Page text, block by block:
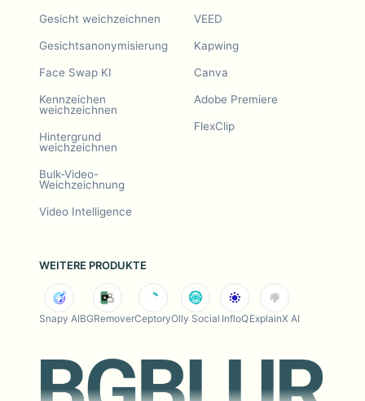
Gesicht weichzeichnen
Gesichtsanonymisierung
Face Swap KI
Kennzeichen
weichzeichnen
Hintergrund
weichzeichnen
Bulk-Video-
Weichzeichnung
Video Intelligence
VEED
Kapwing
Canva
Adobe Premiere
FlexClip
WEITERE PRODUKTE
Snapy AIBGRemoverCeptoryOlly Social InfloQExplainX AI